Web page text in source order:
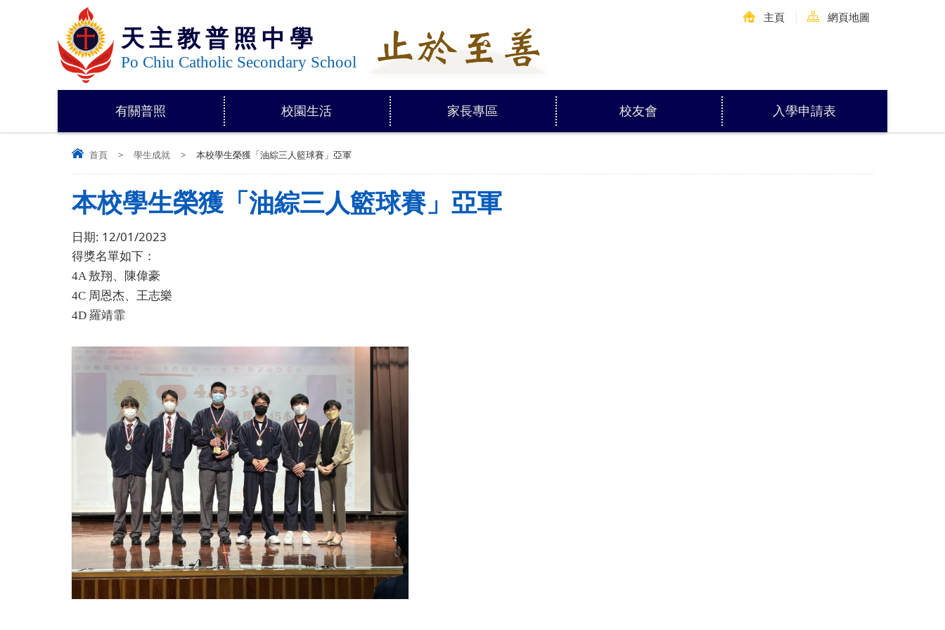
天主教普照中學
Po Chiu Catholic Secondary School
主頁 網頁地圖
有關普照 校園生活 家長專區 校友會 入學申請表
首頁 > 學生成就 > 本校學生榮獲「油綜三人籃球賽」亞軍
本校學生榮獲「油綜三人籃球賽」亞軍
日期: 12/01/2023
得獎名單如下：
4A 敖翔、陳偉豪
4C 周恩杰、王志樂
4D 羅靖霏